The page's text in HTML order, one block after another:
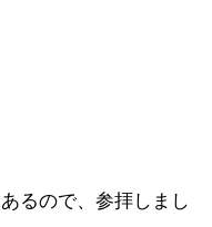
るので、参拝しまし